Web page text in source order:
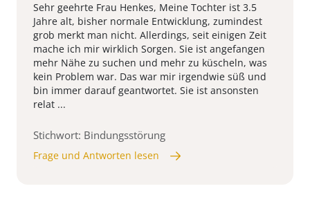
Sehr geehrte Frau Henkes, Meine Tochter ist 3.5
Jahre alt, bisher normale Entwicklung, zumindest
grob merkt man nicht. Allerdings, seit einigen Zeit
mache ich mir wirklich Sorgen. Sie ist angefangen
mehr Nähe zu suchen und mehr zu küscheln, was
kein Problem war. Das war mir irgendwie süß und
bin immer darauf geantwortet. Sie ist ansonsten
relat ...
Stichwort: Bindungsstörung
Frage und Antworten lesen